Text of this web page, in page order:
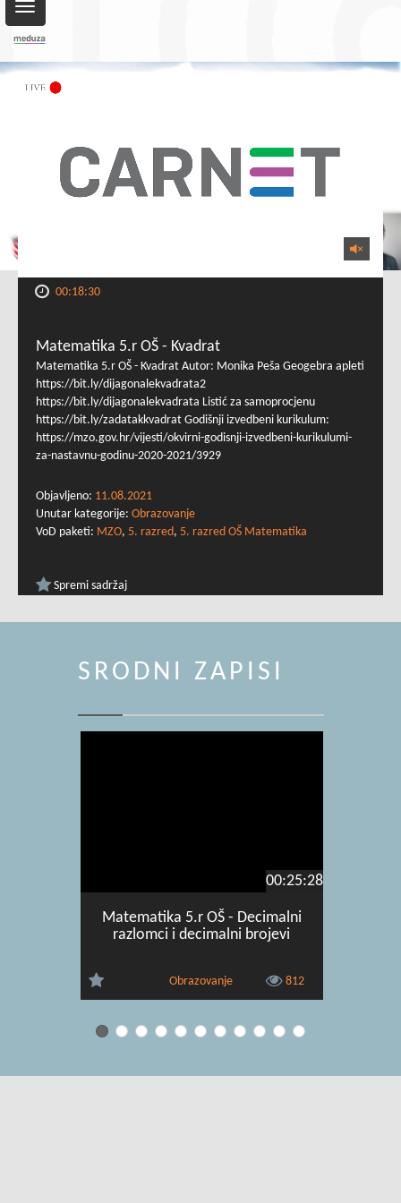
Toggle
navigation
00:18:30
Matematika 5.r OŠ - Kvadrat
Matematika 5.r OŠ - Kvadrat Autor: Monika Peša Geogebra apleti
https://bit.ly/dijagonalekvadrata2
https://bit.ly/dijagonalekvadrata Listić za samoprocjenu
https://bit.ly/zadatakkvadrat Godišnji izvedbeni kurikulum:
https://mzo.gov.hr/vijesti/okvirni-godisnji-izvedbeni-kurikulumi-
za-nastavnu-godinu-2020-2021/3929
Objavljeno: 11.08.2021
Unutar kategorije: Obrazovanje
VoD paketi: MZO, 5. razred, 5. razred OŠ Matematika
Spremi sadržaj
SRODNI ZAPISI
00:25:28
Matematika 5.r OŠ - Decimalni
razlomci i decimalni brojevi
Obrazovanje 812